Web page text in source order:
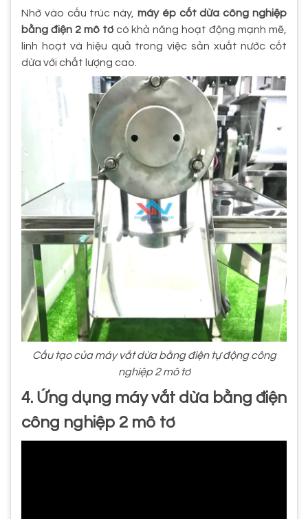
Nhờ vào cấu trúc này, máy ép cốt dừa công nghiệp
bằng điện 2 mô tơcó khả năng hoạt động mạnh mẽ,
linh hoạt và hiệu quả trong việc sản xuất nước cốt
dừa với chất lượng cao.
Cấu tạo của máy vắt dừa bằng điện tự động công
nghiệp 2 mô tơ
4. Ứng dụng máy vắt dừa bằng điện
công nghiệp 2 mô tơ